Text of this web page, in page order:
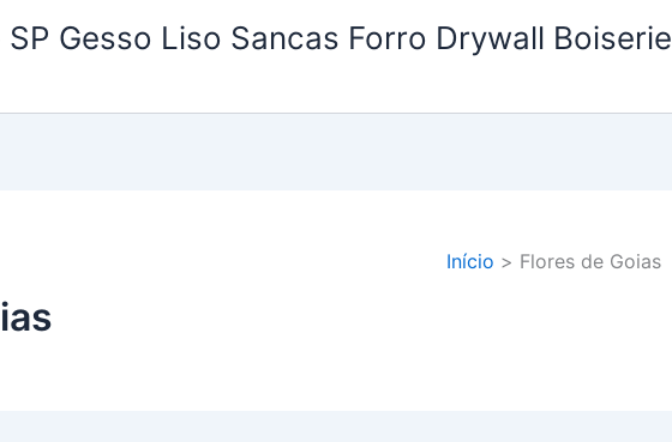
SP Gesso Liso Sancas Forro Drywall Boiserie
Início Flores de Goias